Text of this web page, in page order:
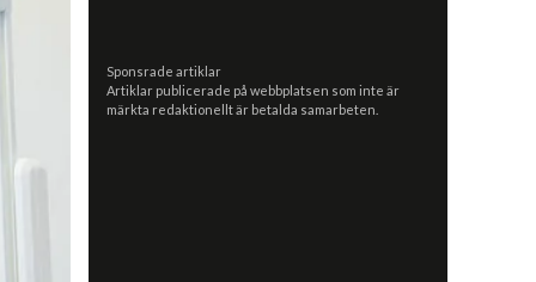
Sponsrade artiklar
Artiklar publicerade på webbplatsen som inte är
märkta redaktionellt är betalda samarbeten.